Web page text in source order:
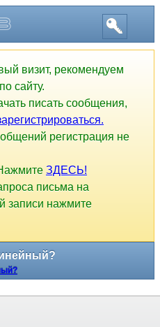
визит, рекомендуем
по сайту.
писать сообщения,
регистрация не
ЗДЕСЬ!
письма на
записи нажмите